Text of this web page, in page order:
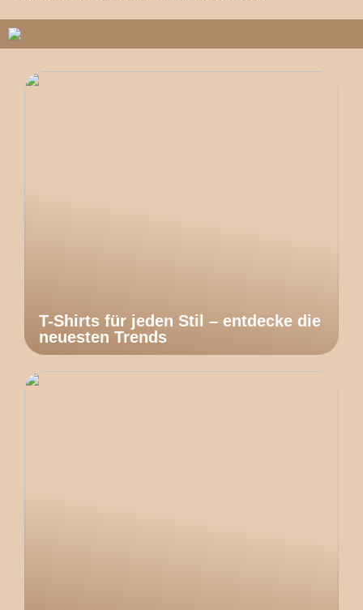
T-Shirts für jeden Stil – entdecke die
neuesten Trends